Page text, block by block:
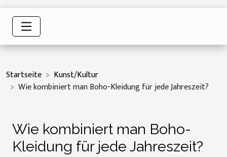
Startseite
Kunst/Kultur
Wie kombiniert man Boho-Kleidung für jede Jahreszeit?
Wie kombiniert man Boho-
Kleidung für jede Jahreszeit?